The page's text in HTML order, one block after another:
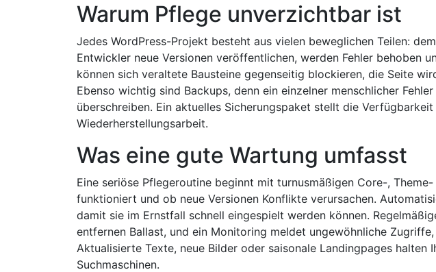
Warum Pflege unverzichtbar ist
Jedes WordPress-Projekt besteht aus vielen beweglichen Teilen:
Entwickler neue Versionen veröffentlichen, werden Fehler behoben
können sich veraltete Bausteine gegenseitig blockieren, die Seite
Ebenso wichtig sind Backups, denn ein einzelner menschlicher
überschreiben. Ein aktuelles Sicherungs­paket stellt die
Wiederherstellungs­arbeit.
Was eine gute Wartung umfasst
Eine seriöse Pflege­routine beginnt mit turnus­mäßigen Core-,
funktioniert und ob neue Versionen Konflikte verursachen.
damit sie im Ernstfall schnell eingespielt werden können.
entfernen Ballast, und ein Monitoring meldet ungewöhnliche
Aktualisierte Texte, neue Bilder oder saisonale Landingpages
Suchmaschinen.